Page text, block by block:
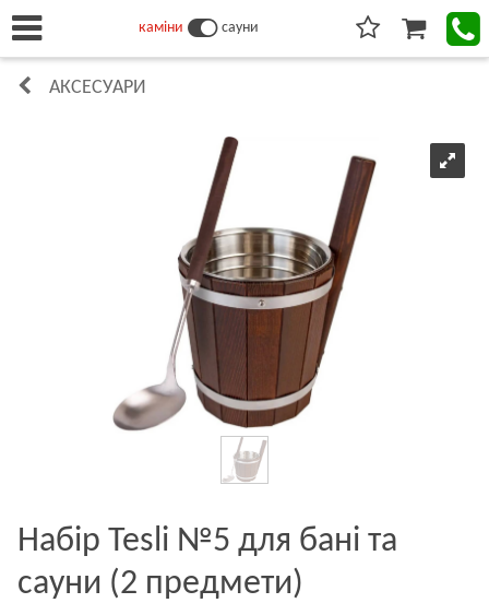
каміни сауни
АКСЕСУАРИ
Набір Tesli №5 для бані та
сауни (2 предмети)